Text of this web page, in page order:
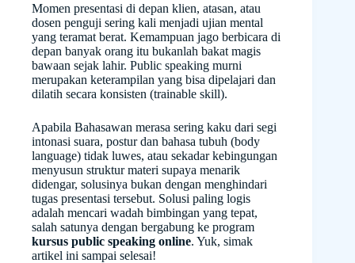
Momen presentasi di depan klien, atasan, atau
dosen penguji sering kali menjadi ujian mental
yang teramat berat. Kemampuan jago berbicara di
depan banyak orang itu bukanlah bakat magis
bawaan sejak lahir. Public speaking murni
merupakan keterampilan yang bisa dipelajari dan
dilatih secara konsisten (trainable skill).
Apabila Bahasawan merasa sering kaku dari segi
intonasi suara, postur dan bahasa tubuh (body
language) tidak luwes, atau sekadar kebingungan
menyusun struktur materi supaya menarik
didengar, solusinya bukan dengan menghindari
tugas presentasi tersebut. Solusi paling logis
adalah mencari wadah bimbingan yang tepat,
salah satunya dengan bergabung ke program
kursus public speaking online. Yuk, simak
artikel ini sampai selesai!